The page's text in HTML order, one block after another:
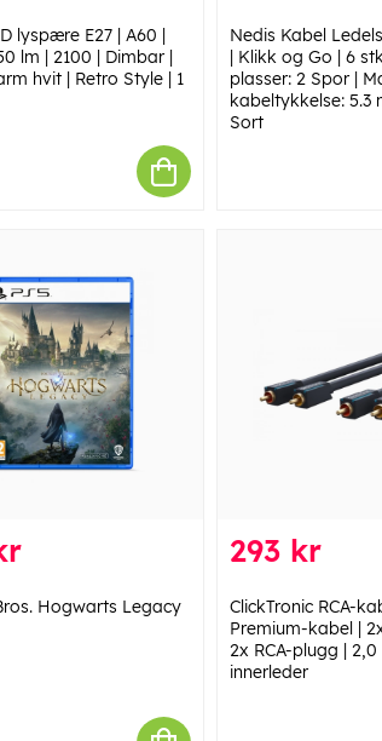
lyspære E27 | A60 |
lm | 2100 | Dimbar |
hvit | Retro Style | 1
Nedis Kabel
| Klikk og Go | 6
plasser: 2 Spor |
kabeltykkelse: 5.3
Sort
Hogwarts Legacy
293 kr
ClickTronic RCA-
Premium-kabel |
2x RCA-plugg | 2,0
innerleder